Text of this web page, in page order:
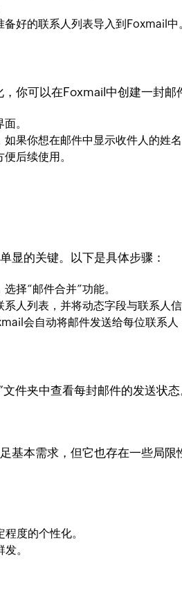
好的联系人列表导入到Foxmail
你可以在Foxmail中创建一封
。
果你想在邮件中显示收件人的姓
后续使用。
显的关键。以下是具体步骤：
择“邮件合并”功能。
人列表，并将动态字段与联系人
会自动将邮件发送给每位联系
件夹中查看每封邮件的发送状
基本需求，但它也存在一些局限
度的个性化。
。